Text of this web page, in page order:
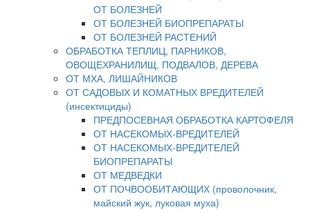
ОТ БОЛЕЗНЕЙ
ОТ БОЛЕЗНЕЙ БИОПРЕПАРАТЫ
ОТ БОЛЕЗНЕЙ РАСТЕНИЙ
ОБРАБОТКА ТЕПЛИЦ, ПАРНИКОВ,
ОВОЩЕХРАНИЛИЩ, ПОДВАЛОВ, ДЕРЕВА
ОТ МХА, ЛИШАЙНИКОВ
ОТ САДОВЫХ И КОМАТНЫХ ВРЕДИТЕЛЕЙ
(инсектициды)
ПРЕДПОСЕВНАЯ ОБРАБОТКА КАРТОФЕЛЯ
ОТ НАСЕКОМЫХ-ВРЕДИТЕЛЕЙ
ОТ НАСЕКОМЫХ-ВРЕДИТЕЛЕЙ
БИОПРЕПАРАТЫ
ОТ МЕДВЕДКИ
ОТ ПОЧВООБИТАЮЩИХ (проволочник,
майский жук, луковая муха)